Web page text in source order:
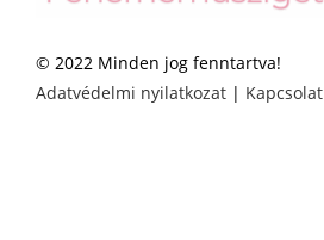
© 2022 Minden jog fenntartva!
Adatvédelmi nyilatkozat | Kapcsolat